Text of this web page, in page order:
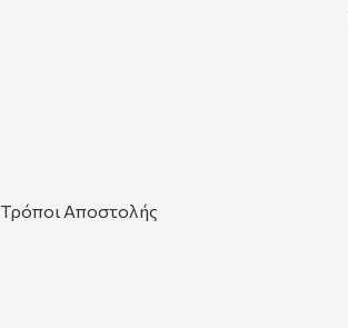
Τρόποι Αποστολής